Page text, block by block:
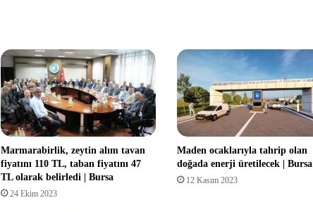
Marmarabirlik, zeytin alım tavan
fiyatını 110 TL, taban fiyatını 47
TL olarak belirledi | Bursa
24 Ekim 2023
Maden ocaklarıyla tahrip olan
doğada enerji üretilecek | Bursa
12 Kasım 2023